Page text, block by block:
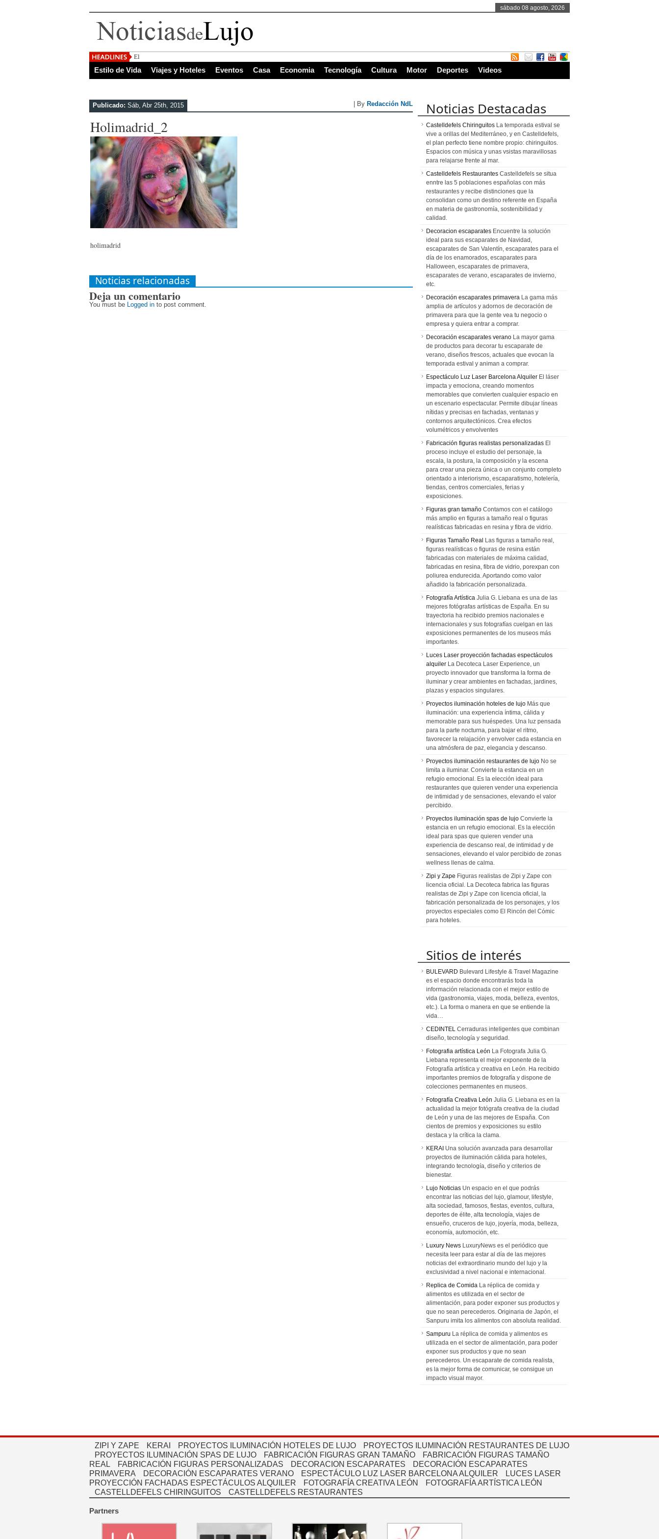
sábado 08 agosto, 2026
El Salvador, uno de los de
Estilo de Vida Viajes y Hoteles Eventos Casa Economia Tecnología Cultura Motor Deportes Videos
Publicado: Sáb, Abr 25th, 2015 | By Redacción NdL
Holimadrid_2
holimadrid
Noticias relacionadas
Deja un comentario
You must be Logged in to post comment.
Noticias Destacadas
Castelldefels Chiringuitos La temporada estival se
vive a orillas del Mediterráneo, y en Castelldefels,
el plan perfecto tiene nombre propio: chiringuitos.
Espacios con música y unas vsistas maravillosas
para relajarse frente al mar.
Castelldefels Restaurantes Castelldefels se situa
enntre las 5 poblaciones españolas con más
restaurantes y recibe distinciones que la
consolidan como un destino referente en España
en materia de gastronomía, sostenibilidad y
calidad.
Decoracion escaparates Encuentre la solución
ideal para sus escaparates de Navidad,
escaparates de San Valentín, escaparates para el
día de los enamorados, escaparates para
Halloween, escaparates de primavera,
escaparates de verano, escaparates de invierno,
etc.
Decoración escaparates primavera La gama más
amplia de artículos y adornos de decoración de
primavera para que la gente vea tu negocio o
empresa y quiera entrar a comprar.
Decoración escaparates verano La mayor gama
de productos para decorar tu escaparate de
verano, diseños frescos, actuales que evocan la
temporada estival y animan a comprar.
Espectáculo Luz Laser Barcelona Alquiler El láser
impacta y emociona, creando momentos
memorables que convierten cualquier espacio en
un escenario espectacular. Permite dibujar líneas
nítidas y precisas en fachadas, ventanas y
contornos arquitectónicos. Crea efectos
volumétricos y envolventes
Fabricación figuras realistas personalizadas El
proceso incluye el estudio del personaje, la
escala, la postura, la composición y la escena
para crear una pieza única o un conjunto completo
orientado a interiorismo, escaparatismo, hotelería,
tiendas, centros comerciales, ferias y
exposiciones.
Figuras gran tamaño Contamos con el catálogo
más amplio en figuras a tamaño real o figuras
realísticas fabricadas en resina y fibra de vidrio.
Figuras Tamaño Real Las figuras a tamaño real,
figuras realísticas o figuras de resina están
fabricadas con materiales de máxima calidad,
fabricadas en resina, fibra de vidrio, porexpan con
poliurea endurecida. Aportando como valor
añadido la fabricación personalizada.
Fotografía Artística Julia G. Liebana es una de las
mejores fotógrafas artísticas de España. En su
trayectoria ha recibido premios nacionales e
internacionales y sus fotografías cuelgan en las
exposiciones permanentes de los museos más
importantes.
Luces Laser proyección fachadas espectáculos
alquiler La Decoteca Laser Experience, un
proyecto innovador que transforma la forma de
iluminar y crear ambientes en fachadas, jardines,
plazas y espacios singulares.
Proyectos iluminación hoteles de lujo Más que
iluminación: una experiencia íntima, cálida y
memorable para sus huéspedes. Una luz pensada
para la parte nocturna, para bajar el ritmo,
favorecer la relajación y envolver cada estancia en
una atmósfera de paz, elegancia y descanso.
Proyectos iluminación restaurantes de lujo No se
limita a iluminar. Convierte la estancia en un
refugio emocional. Es la elección ideal para
restaurantes que quieren vender una experiencia
de intimidad y de sensaciones, elevando el valor
percibido.
Proyectos iluminación spas de lujo Convierte la
estancia en un refugio emocional. Es la elección
ideal para spas que quieren vender una
experiencia de descanso real, de intimidad y de
sensaciones, elevando el valor percibido de zonas
wellness llenas de calma.
Zipi y Zape Figuras realistas de Zipi y Zape con
licencia oficial. La Decoteca fabrica las figuras
realistas de Zipi y Zape con licencia oficial, la
fabricación personalizada de los personajes, y los
proyectos especiales como El Rincón del Cómic
para hoteles.
Sitios de interés
BULEVARD Bulevard Lifestyle & Travel Magazine
es el espacio donde encontrarás toda la
información relacionada con el mejor estilo de
vida (gastronomia, viajes, moda, belleza, eventos,
etc.). La forma o manera en que se entiende la
vida…
CEDINTEL Cerraduras inteligentes que combinan
diseño, tecnología y seguridad.
Fotografia artística León La Fotografa Julia G.
Liebana representa el mejor exponente de la
Fotografía artística y creativa en León. Ha recibido
importantes premios de fotografía y dispone de
colecciones permanentes en museos.
Fotografía Creativa León Julia G. Liebana es en la
actualidad la mejor fotógrafa creativa de la ciudad
de León y una de las mejores de España. Con
cientos de premios y exposiciones su estilo
destaca y la crítica la clama.
KERAI Una solución avanzada para desarrollar
proyectos de iluminación cálida para hoteles,
integrando tecnología, diseño y criterios de
bienestar.
Lujo Noticias Un espacio en el que podrás
encontrar las noticias del lujo, glamour, lifestyle,
alta sociedad, famosos, fiestas, eventos, cultura,
deportes de élite, alta tecnología, viajes de
ensueño, cruceros de lujo, joyería, moda, belleza,
economía, automoción, etc.
Luxury News LuxuryNews es el periódico que
necesita leer para estar al día de las mejores
noticias del extraordinario mundo del lujo y la
exclusividad a nivel nacional e internacional.
Replica de Comida La réplica de comida y
alimentos es utilizada en el sector de
alimentación, para poder exponer sus productos y
que no sean perecederos. Originaria de Japón, el
Sanpuru imita los alimentos con absoluta realidad.
Sampuru La réplica de comida y alimentos es
utilizada en el sector de alimentación, para poder
exponer sus productos y que no sean
perecederos. Un escaparate de comida realista,
es la mejor forma de comunicar, se consigue un
impacto visual mayor.
ZIPI Y ZAPE KERAI PROYECTOS ILUMINACIÓN HOTELES DE LUJO
PROYECTOS ILUMINACIÓN RESTAURANTES DE LUJO
PROYECTOS ILUMINACIÓN SPAS DE LUJO
FABRICACIÓN FIGURAS GRAN TAMAÑO
FABRICACIÓN FIGURAS TAMAÑO
REAL
FABRICACIÓN FIGURAS PERSONALIZADAS DECORACION ESCAPARATES
DECORACIÓN ESCAPARATES
PRIMAVERA
DECORACIÓN ESCAPARATES VERANO ESPECTÁCULO LUZ LASER BARCELONA ALQUILER
LUCES LASER
PROYECCIÓN FACHADAS ESPECTÁCULOS ALQUILER
FOTOGRAFÍA CREATIVA LEÓN
FOTOGRAFÍA ARTÍSTICA LEÓN
CASTELLDEFELS CHIRINGUITOS
CASTELLDEFELS RESTAURANTES
Partners